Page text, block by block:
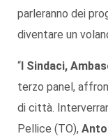
parleranno dei
diventare un
“I Sindaci,
terzo panel,
di città.
Pellice (TO),